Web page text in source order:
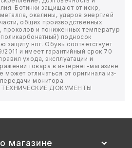
Ботинки защищают от искр,
окалины, ударов энергией
общих производственных
проколов и пониженных температур
подносок
защиту ног. Обувь соответствует
и имеет гарантийный срок 70
ухода, эксплуатации и
товара в интернет-магазине
может отличаться от оригинала из-
монитора.
ДОКУМЕНТЫ
магазине